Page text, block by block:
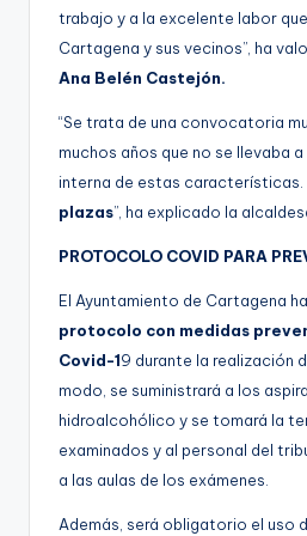
trabajo y a la excelente labor
Cartagena y sus vecinos”, ha
Ana Belén Castejón.
“Se trata de una convocatoria
muchos años que no se llevaba
interna de estas características.
plazas”, ha explicado la
PROTOCOLO COVID PARA
El Ayuntamiento de Cartagena
protocolo con medidas
Covid-19 durante la realización
modo, se suministrará a los
hidroalcohólico y se tomará la
examinados y al personal del
a las aulas de los exámenes.
Además, será obligatorio el uso